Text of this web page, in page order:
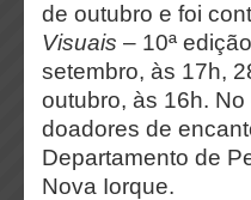
de outubro e foi
Visuais – 10ª
setembro, às 17h,
outubro, às 16h.
doadores de
Departamento de
Nova Iorque.